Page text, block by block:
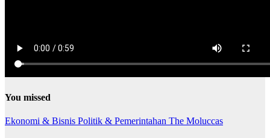
You missed
Ekonomi & Bisnis Politik & Pemerintahan The Moluccas